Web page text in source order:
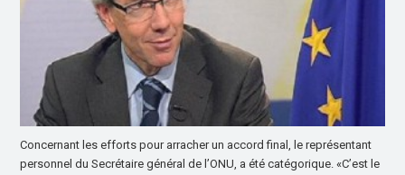
Concernant les efforts pour arracher un accord final, le représentant
personnel du Secrétaire général de l’ONU, a été catégorique. «C’est le